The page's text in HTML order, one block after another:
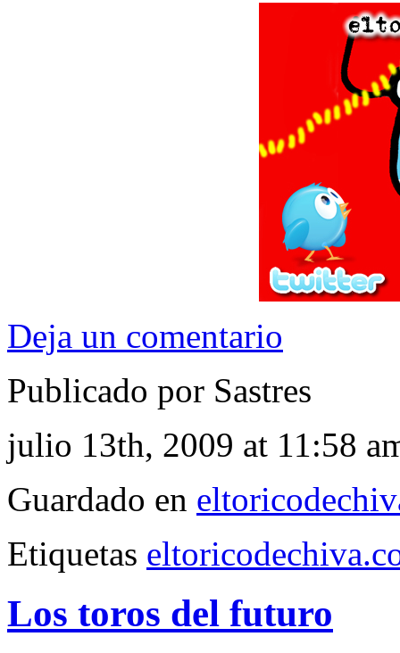
Deja un comentario
Publicado por Sastres
julio 13th, 2009 at 11:58
Guardado en
Etiquetas
Los toros del futuro